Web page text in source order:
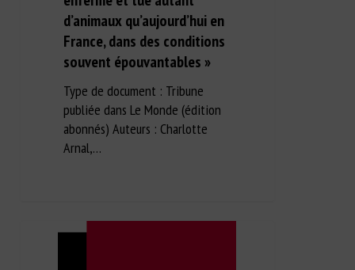
d’animaux qu’aujourd’hui en
France, dans des conditions
souvent épouvantables »
Type de document : Tribune
publiée dans Le Monde (édition
abonnés) Auteurs : Charlotte
Arnal,…